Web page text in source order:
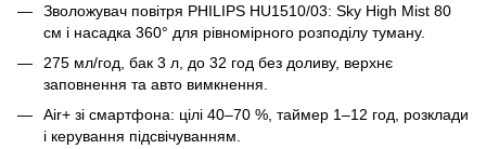
Зволожувач повітря PHILIPS HU1510/03: Sky High Mist 80
см і насадка 360° для рівномірного розподілу туману.
275 мл/год, бак 3 л, до 32 год без доливу, верхнє
заповнення та авто вимкнення.
Air+ зі смартфона: цілі 40–70 %, таймер 1–12 год, розклади
і керування підсвічуванням.